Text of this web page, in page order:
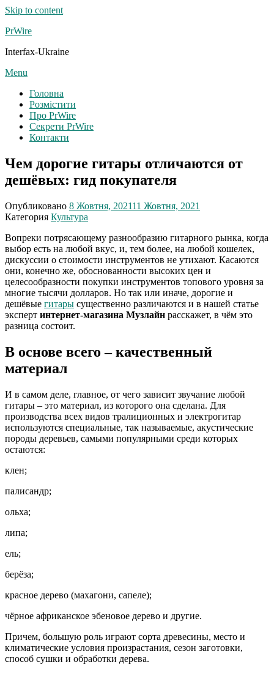
Skip to content
PrWire
Interfax-Ukraine
Menu
Головна
Розмістити
Про PrWire
Секрети PrWire
Контакти
Чем дорогие гитары отличаются от
дешёвых: гид покупателя
Опубликовано 8 Жовтня, 202111 Жовтня, 2021
Категория Культура
Вопреки потрясающему разнообразию гитарного рынка, когда
выбор есть на любой вкус, и, тем более, на любой кошелек,
дискуссии о стоимости инструментов не утихают. Касаются
они, конечно же, обоснованности высоких цен и
целесообразности покупки инструментов топового уровня за
многие тысячи долларов. Но так или иначе, дорогие и
дешёвые гитары существенно различаются и в нашей статье
эксперт интернет-магазина Музлайн расскажет, в чём это
разница состоит.
В основе всего – качественный
материал
И в самом деле, главное, от чего зависит звучание любой
гитары – это материал, из которого она сделана. Для
производства всех видов тралиционных и электрогитар
используются специальные, так называемые, акустические
породы деревьев, самыми популярными среди которых
остаются:
клен;
палисандр;
ольха;
липа;
ель;
берёза;
красное дерево (махагони, сапеле);
чёрное африканское эбеновое дерево и другие.
Причем, большую роль играют сорта древесины, место и
климатические условия произрастания, сезон заготовки,
способ сушки и обработки дерева.